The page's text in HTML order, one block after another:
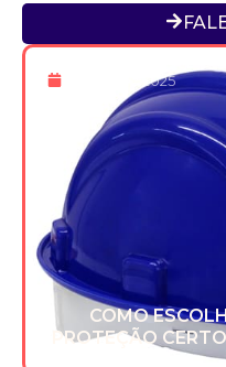
16 De Dez 2025
COMO
PROTEÇÃO